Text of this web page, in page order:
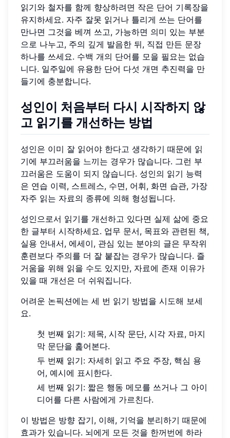
읽기와 철자를 함께 향상하려면 작은 단어 기록장을
유지하세요. 자주 잘못 읽거나 틀리게 쓰는 단어를
만나면 그것을 베껴 쓰고, 가능하면 의미 있는 부분
으로 나누고, 주의 깊게 발음한 뒤, 직접 만든 문장
하나를 쓰세요. 수백 개의 단어를 모을 필요는 없습
니다. 일주일에 유용한 단어 다섯 개면 추진력을 만
들기에 충분합니다.
성인이 처음부터 다시 시작하지 않
고 읽기를 개선하는 방법
성인은 이미 잘 읽어야 한다고 생각하기 때문에 읽
기에 부끄러움을 느끼는 경우가 많습니다. 그런 부
끄러움은 도움이 되지 않습니다. 성인의 읽기 능력
은 연습 이력, 스트레스, 수면, 어휘, 화면 습관, 가장
자주 읽는 자료의 종류에 의해 형성됩니다.
성인으로서 읽기를 개선하고 있다면 실제 삶에 중요
한 글부터 시작하세요. 업무 문서, 목표와 관련된 책,
실용 안내서, 에세이, 관심 있는 분야의 글은 무작위
훈련보다 주의를 더 잘 붙잡는 경우가 많습니다. 즐
거움을 위해 읽을 수도 있지만, 자료에 존재 이유가
있을 때 개선은 더 쉬워집니다.
어려운 논픽션에는 세 번 읽기 방법을 시도해 보세
요.
첫 번째 읽기: 제목, 시작 문단, 시각 자료, 마지
막 문단을 훑어본다.
두 번째 읽기: 자세히 읽고 주요 주장, 핵심 용
어, 예시에 표시한다.
세 번째 읽기: 짧은 행동 메모를 쓰거나 그 아이
디어를 다른 사람에게 가르친다.
이 방법은 방향 잡기, 이해, 기억을 분리하기 때문에
효과가 있습니다. 뇌에게 모든 것을 한꺼번에 하라